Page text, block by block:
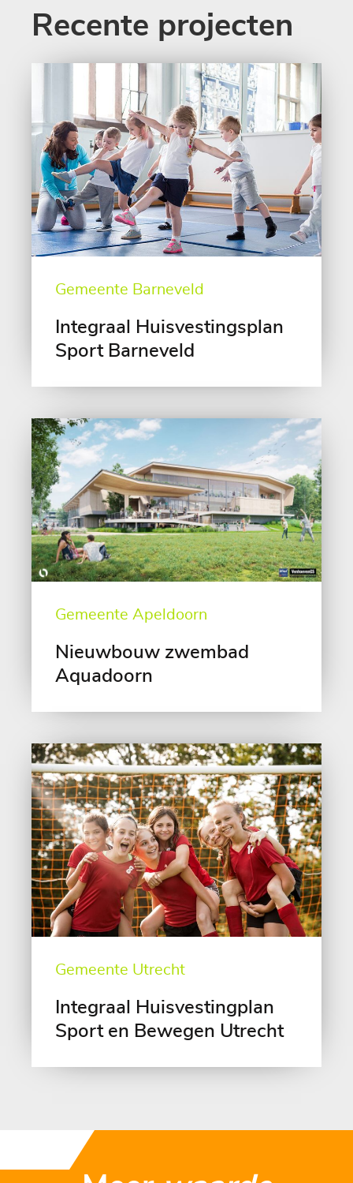
Recente projecten
Gemeente Barneveld
Integraal Huisvestingsplan
Sport Barneveld
Gemeente Apeldoorn
Nieuwbouw zwembad
Aquadoorn
Gemeente Utrecht
Integraal Huisvestingplan
Sport en Bewegen Utrecht